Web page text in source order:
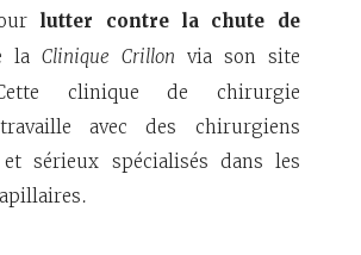
lutter contre la chute de
laClinique Crillon via son site
clinique de chirurgie
avec des chirurgiens
et sérieux spécialisés dans les